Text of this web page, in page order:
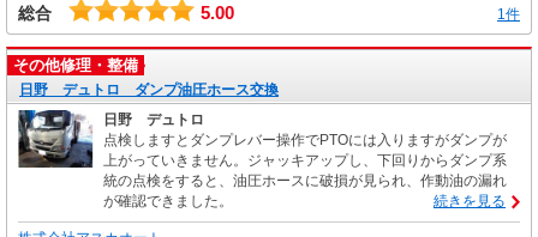
総合 5.00 1件
その他修理・整備
日野 デュトロ ダンプ油圧ホース交換
日野 デュトロ
点検しますとダンプレバー操作でPTOには入りますがダンプが
上がっていきません。ジャッキアップし、下回りからダンプ系
統の点検をすると、油圧ホースに破損が見られ、作動油の漏れ
が確認できました。
続きを見る